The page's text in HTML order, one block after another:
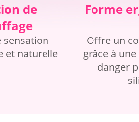
de
sensation
et naturelle
Forme
Offre un
grâce à
danger